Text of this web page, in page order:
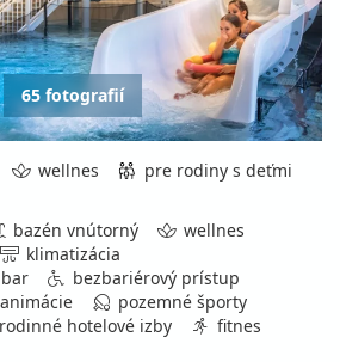
65 fotografií
wellnes
pre rodiny s deťmi
bazén vnútorný
wellnes
klimatizácia
bezbariérový prístup
animácie
pozemné športy
rodinné hotelové izby
fitnes